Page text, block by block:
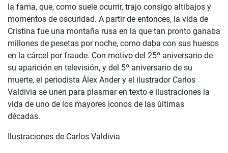
la fama, que, como suele ocurrir, trajo consigo altibajos y
momentos de oscuridad. A partir de entonces, la vida de
Cristina fue una montaña rusa en la que tan pronto ganaba
millones de pesetas por noche, como daba con sus huesos
en la cárcel por fraude. Con motivo del 25º aniversario de
su aparición en televisión, y del 5º aniversario de su
muerte, el periodista Álex Ander y el ilustrador Carlos
Valdivia se unen para plasmar en texto e ilustraciones la
vida de uno de los mayores iconos de las últimas
décadas.
Ilustraciones de Carlos Valdivia